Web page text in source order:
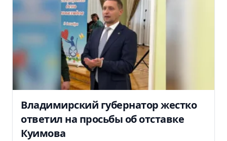
Владимирский губернатор жестко
ответил на просьбы об отставке
Куимова